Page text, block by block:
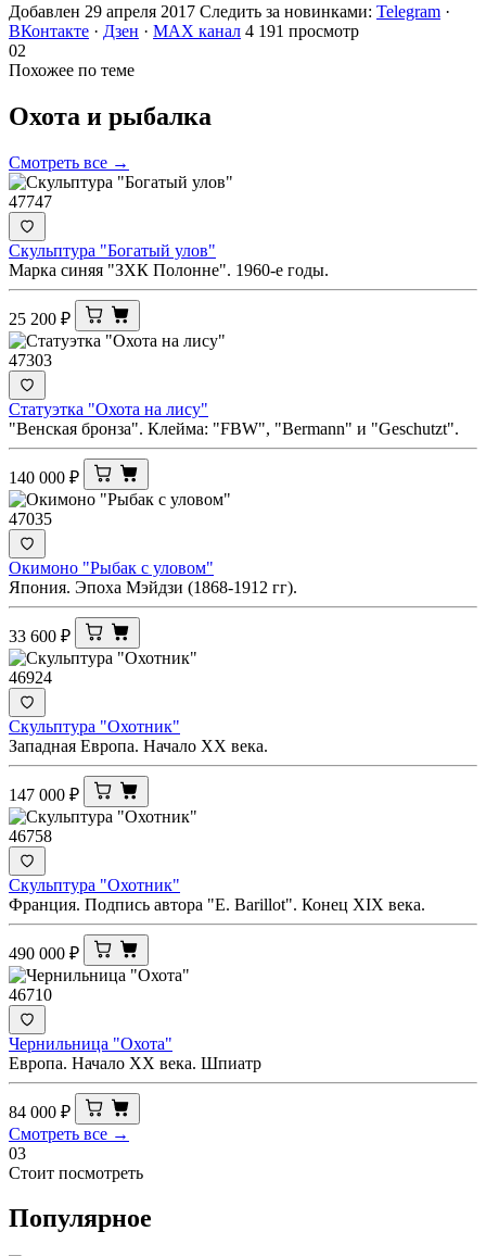
Добавлен 29 апреля 2017 Следить за новинками: Telegram ·
ВКонтакте · Дзен · MAX канал 4 191 просмотр
02
Похожее по теме
Охота и рыбалка
Смотреть все →
47747
Скульптура "Богатый улов"
Марка синяя "ЗХК Полонне". 1960-е годы.
25 200 ₽
47303
Статуэтка "Охота на лису"
"Венская бронза". Клейма: "FBW", "Bermann" и "Geschutzt".
140 000 ₽
47035
Окимоно "Рыбак с уловом"
Япония. Эпоха Мэйдзи (1868-1912 гг).
33 600 ₽
46924
Скульптура "Охотник"
Западная Европа. Начало ХХ века.
147 000 ₽
46758
Скульптура "Охотник"
Франция. Подпись автора "E. Barillot". Конец XIX века.
490 000 ₽
46710
Чернильница "Охота"
Европа. Начало ХХ века. Шпиатр
84 000 ₽
Смотреть все →
03
Стоит посмотреть
Популярное